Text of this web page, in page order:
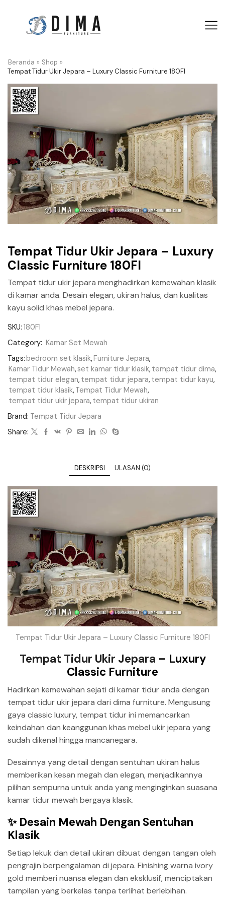
Beranda » Shop »
Tempat Tidur Ukir Jepara – Luxury Classic Furniture 180FI
Tempat Tidur Ukir Jepara – Luxury
Classic Furniture 180FI
Tempat tidur ukir jepara menghadirkan kemewahan klasik
di kamar anda. Desain elegan, ukiran halus, dan kualitas
kayu solid khas mebel jepara.
SKU: 180FI
Category: Kamar Set Mewah
Tags:bedroom set klasik,Furniture Jepara,
Kamar Tidur Mewah,set kamar tidur klasik, tempat tidur dima,
tempat tidur elegan, tempat tidur jepara, tempat tidur kayu,
tempat tidur klasik, Tempat Tidur Mewah,
tempat tidur ukir jepara, tempat tidur ukiran
Brand: Tempat Tidur Jepara
Share:
DESKRIPSI ULASAN (0)
Tempat Tidur Ukir Jepara – Luxury Classic Furniture 180FI
Tempat Tidur Ukir Jepara – Luxury
Classic Furniture
Hadirkan kemewahan sejati di kamar tidur anda dengan
tempat tidur ukir jepara dari dima furniture. Mengusung
gaya classic luxury, tempat tidur ini memancarkan
keindahan dan keanggunan khas mebel ukir jepara yang
sudah dikenal hingga mancanegara.
Desainnya yang detail dengan sentuhan ukiran halus
memberikan kesan megah dan elegan, menjadikannya
pilihan sempurna untuk anda yang menginginkan suasana
kamar tidur mewah bergaya klasik.
✨ Desain Mewah Dengan Sentuhan
Klasik
Setiap lekuk dan detail ukiran dibuat dengan tangan oleh
pengrajin berpengalaman di jepara. Finishing warna ivory
gold memberi nuansa elegan dan eksklusif, menciptakan
tampilan yang berkelas tanpa terlihat berlebihan.